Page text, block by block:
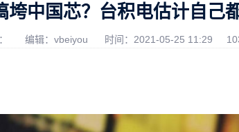
垮中国芯？台积电估计自己
编辑：vbeiyou 时间：2021-05-25 11:29